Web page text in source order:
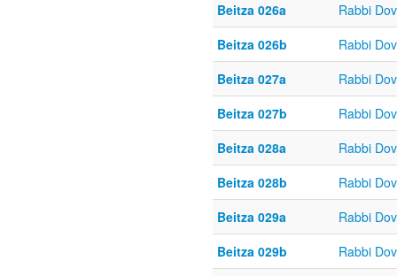
Beitza 026a
Rabbi
Beitza 026b
Rabbi
Beitza 027a
Rabbi
Beitza 027b
Rabbi
Beitza 028a
Rabbi
Beitza 028b
Rabbi
Beitza 029a
Rabbi
Beitza 029b
Rabbi